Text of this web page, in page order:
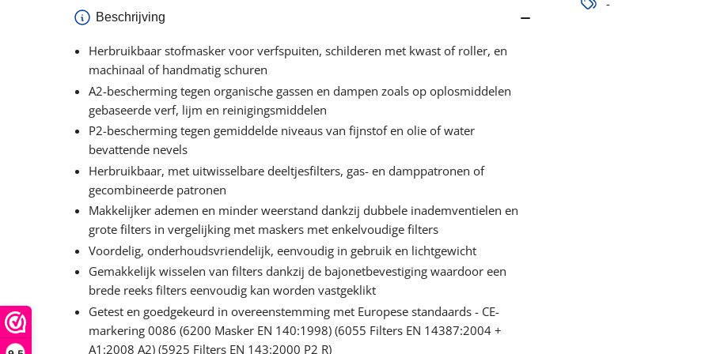
-
Beschrijving
Herbruikbaar stofmasker voor verfspuiten, schilderen met kwast of roller, en
machinaal of handmatig schuren
A2-bescherming tegen organische gassen en dampen zoals op oplosmiddelen
gebaseerde verf, lijm en reinigingsmiddelen
P2-bescherming tegen gemiddelde niveaus van fijnstof en olie of water
bevattende nevels
Herbruikbaar, met uitwisselbare deeltjesfilters, gas- en damppatronen of
gecombineerde patronen
Makkelijker ademen en minder weerstand dankzij dubbele inademventielen en
grote filters in vergelijking met maskers met enkelvoudige filters
Voordelig, onderhoudsvriendelijk, eenvoudig in gebruik en lichtgewicht
Gemakkelijk wisselen van filters dankzij de bajonetbevestiging waardoor een
brede reeks filters eenvoudig kan worden vastgeklikt
Getest en goedgekeurd in overeenstemming met Europese standaards - CE-
markering 0086 (6200 Masker EN 140:1998) (6055 Filters EN 14387:2004 +
A1:2008 A2) (5925 Filters EN 143:2000 P2 R)